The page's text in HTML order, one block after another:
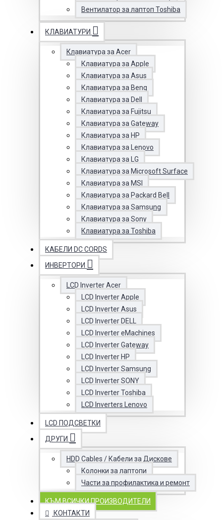
Вентилатор за лаптоп Toshiba
КЛАВИАТУРИ
Клавиатура за Acer
Клавиатура за Apple
Клавиатура за Asus
Клавиатура за Benq
Клавиатура за Dell
Клавиатура за Fujitsu
Клавиатура за Gateway
Клавиатура за HP
Клавиатура за Lenovo
Клавиатура за LG
Клавиатура за Microsoft Surface
Клавиатура за MSI
Клавиатура за Packard Bell
Клавиатура за Samsung
Клавиатура за Sony
Клавиатура за Toshiba
КАБЕЛИ DC CORDS
ИНВЕРТОРИ
LCD Inverter Acer
LCD Inverter Apple
LCD Inverter Asus
LCD Inverter DELL
LCD Inverter eMachines
LCD Inverter Gateway
LCD Inverter HP
LCD Inverter Samsung
LCD Inverter SONY
LCD Inverter Toshiba
LCD Inverters Lenovo
LCD ПОДСВЕТКИ
ДРУГИ
HDD Cables / Кабели за Дискове
Колонки за лаптопи
Части за профилактика и ремонт
КЪМ ВСИЧКИ ПРОИЗВОДИТЕЛИ
КОНТАКТИ